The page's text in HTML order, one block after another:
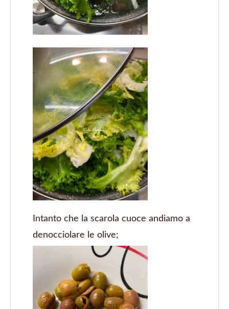
Intanto che la scarola cuoce andiamo a
denocciolare le olive;